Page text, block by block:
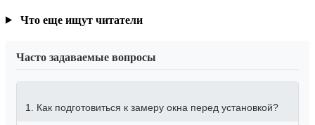
Что еще ищут читатели
Часто задаваемые вопросы
1. Как подготовиться к замеру окна перед установкой?